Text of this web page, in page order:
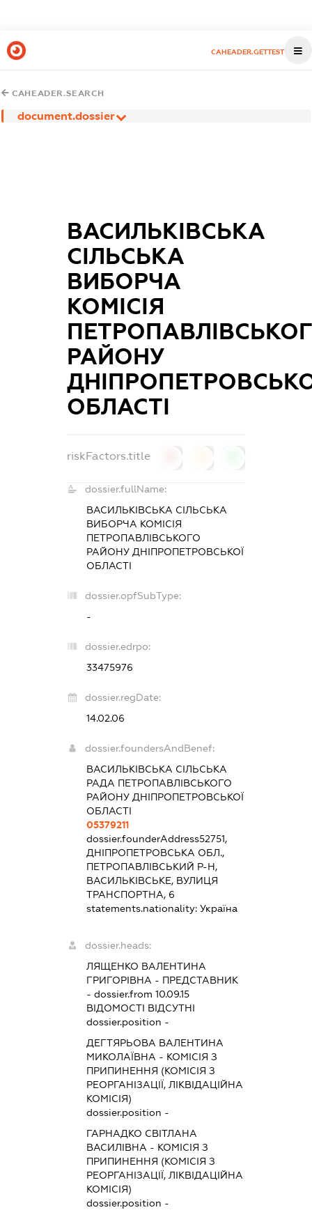
CAHEADER.GETTEST
CAHEADER.SEARCH
document.dossier
ВАСИЛЬКІВСЬКА
СІЛЬСЬКА
ВИБОРЧА
КОМІСІЯ
РАЙОНУ
ОБЛАСТІ
riskFactors.title
dossier.fullName:
ВАСИЛЬКІВСЬКА СІЛЬСЬКА
ВИБОРЧА КОМІСІЯ
ПЕТРОПАВЛІВСЬКОГО
РАЙОНУ ДНІПРОПЕТРОВСЬКОЇ
ОБЛАСТІ
dossier.opfSubType:
-
dossier.edrpo:
33475976
dossier.regDate:
14.02.06
dossier.foundersAndBenef:
ВАСИЛЬКІВСЬКА СІЛЬСЬКА
РАДА ПЕТРОПАВЛІВСЬКОГО
РАЙОНУ ДНІПРОПЕТРОВСЬКОЇ
ОБЛАСТІ
05379211
dossier.founderAddress52751,
ДНІПРОПЕТРОВСЬКА ОБЛ.,
ПЕТРОПАВЛІВСЬКИЙ Р-Н,
ВАСИЛЬКІВСЬКЕ, ВУЛИЦЯ
ТРАНСПОРТНА, 6
statements.nationality:Україна
dossier.heads:
ЛЯЩЕНКО ВАЛЕНТИНА
ГРИГОРІВНА - ПРЕДСТАВНИК
- dossier.from 10.09.15
ВІДОМОСТІ ВІДСУТНІ
dossier.position -
ДЕГТЯРЬОВА ВАЛЕНТИНА
МИКОЛАЇВНА - КОМІСІЯ З
ПРИПИНЕННЯ (КОМІСІЯ З
РЕОРГАНІЗАЦІЇ, ЛІКВІДАЦІЙНА
КОМІСІЯ)
dossier.position -
ГАРНАДКО СВІТЛАНА
ВАСИЛІВНА - КОМІСІЯ З
ПРИПИНЕННЯ (КОМІСІЯ З
РЕОРГАНІЗАЦІЇ, ЛІКВІДАЦІЙНА
КОМІСІЯ)
dossier.position -